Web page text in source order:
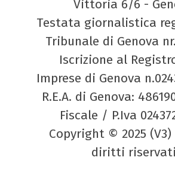
Vittoria 6/6 -
Testata giornalistica
Tribunale di Genova
Iscrizione al
Imprese di Genova
R.E.A. di Genova:
Fiscale / P.Iva
Copyright © 2025
diritti riservati